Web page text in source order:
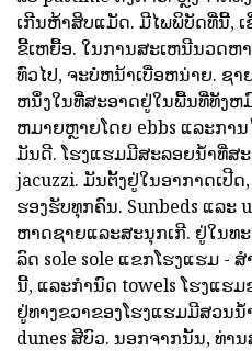
ເກີນຫ້າສິບແມັດ. ມີໄພພິບັດທີ່ນີ້, ເ
ຂີ້ເຫຍື້ອ. ໃນການສະເຫນີນວດຫ
ທົ່ວໄປ, ຈະບໍ່ຫນ້າເບື່ອຫນ່າຍ. ຊ
ຫນຶ່ງໃນທີ່ສະອາດຢູ່ໃນພື້ນທີ່ທັງຫ
ຫມາຍຫຼາຍໂດຍ ebbs ແລະກາ
ມັນດີ. ໂຮງແຮມມີສະລອຍນ້ໍາທີ່ສ
jacuzzi. ມັນຕັ້ງຢູ່ໃນອາກາດເປີ
ຮອງຮັບທຸກຄົນ. Sunbeds ແລະ
ຫາດຊາຍແລະສະນຸກເກີ. ຢູ່ໃນທ
ລົດ sole sole ແຂກໂຮງແຮມ -
ນີ້, ແລະກໍານົດ towels ໂຮງແຮ
ຢູ່ທາງຂວາຂອງໂຮງແຮມມີສວນ
dunes ສີບົວ. ນອກຈາກນັ້ນ, ທ່າ